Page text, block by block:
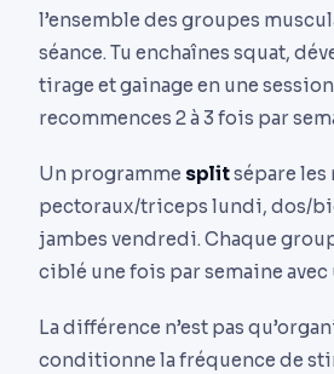
l’ensemble des groupes
séance. Tu enchaînes squat,
tirage et gainage en une
recommences 2 à 3 fois par
Un programme splitsépare les
pectoraux/triceps lundi, dos/
jambes vendredi. Chaque
ciblé une fois par semaine avec
La différence n’est pas
conditionne la fréquence de